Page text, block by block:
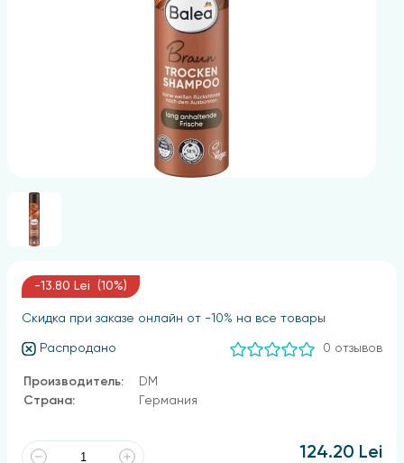
-13.80 Lei (10%)
Скидка при заказе онлайн от -10% на все товары
Распродано 0 отзывов
Производитель:
DM
Страна:
Германия
124.20 Lei